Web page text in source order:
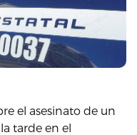
el asesinato de un
tarde en el